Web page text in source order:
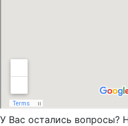
У Вас остались вопросы?